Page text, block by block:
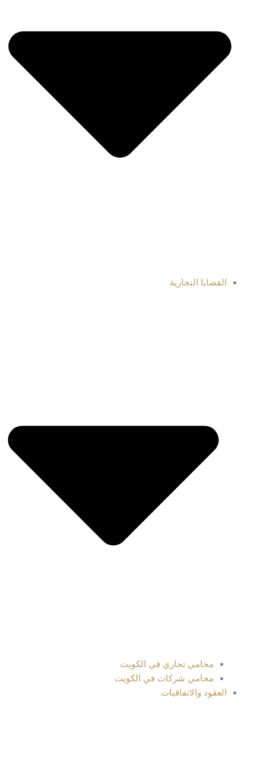
القضايا التجارية
محامي تجاري في الكويت
محامي شركات في الكويت
العقود والاتفاقيات